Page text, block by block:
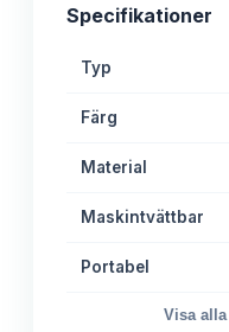
Specifikationer
Typ
Färg
Material
Maskintvättbar
Portabel
Visa alla